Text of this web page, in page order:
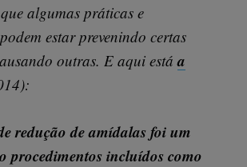
algumas práticas e
estar prevenindo certas
outras. E aqui estáa
redução de amídalas foi um
procedimentos incluídos como